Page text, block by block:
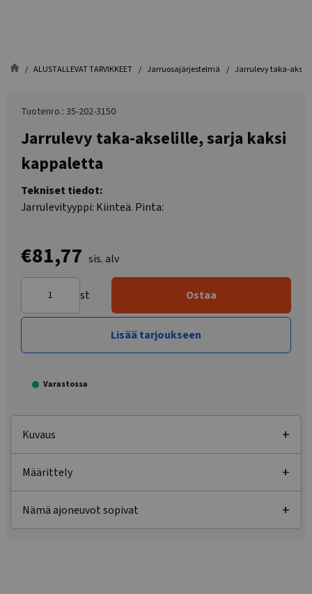
ALUSTALLEVAT TARVIKKEET Jarruosajärjestelmä Jarrulevy taka-
Tuotenro.: 35-202-3150
Jarrulevy taka-akselille, sarja kaksi
kappaletta
Tekniset tiedot:
Jarrulevityyppi: Kiinteä. Pinta:
€81,77 sis. alv
st Ostaa
Lisää tarjoukseen
Varastossa
Kuvaus
Määrittely
Nämä ajoneuvot sopivat